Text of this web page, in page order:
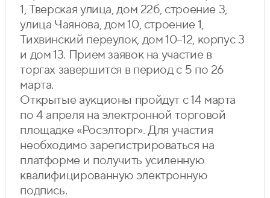
1, Тверская улица, дом 22б, строение 3,
улица Чаянова, дом 10, строение 1,
Тихвинский переулок, дом 10–12, корпус 3
и дом 13. Прием заявок на участие в
торгах завершится в период с 5 по 26
марта.
Открытые аукционы пройдут с 14 марта
по 4 апреля на электронной торговой
площадке «Росэлторг». Для участия
необходимо зарегистрироваться на
платформе и получить усиленную
квалифицированную электронную
подпись.